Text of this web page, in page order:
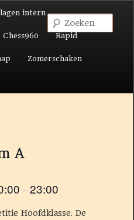
inhoud
intern
Chess960 Rapid
Zomerschaken
A
–23:00
Hoofdklasse. De